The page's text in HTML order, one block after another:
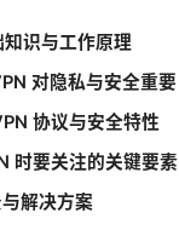
知识与工作原理
对隐私与安全重要
协议与安全特性
时要关注的关键要素
解决方案